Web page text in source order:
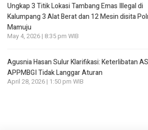
Ungkap 3 Titik Lokasi Tambang Emas Illegal di
Kalumpang 3 Alat Berat dan 12 Mesin disita
Mamuju
May 4, 2026 | 8:35 pm WIB
Agusnia Hasan Sulur Klarifikasi: Keterlibatan
APPMBGI Tidak Langgar Aturan
April 28, 2026 | 1:50 pm WIB